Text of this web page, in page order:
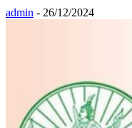
admin - 26/12/2024